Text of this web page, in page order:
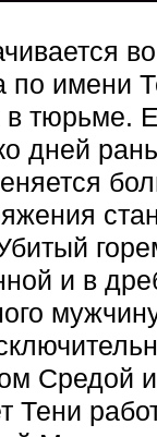
по имени
тюрьме.
дней
и в
Средой
Тени